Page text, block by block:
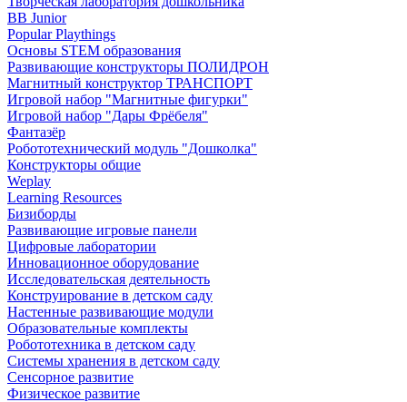
BB Junior
Popular Playthings
Основы STEM образования
Развивающие конструкторы ПОЛИДРОН
Магнитный конструктор ТРАНСПОРТ
Игровой набор "Магнитные фигурки"
Игровой набор "Дары Фрёбеля"
Фантазёр
Робототехнический модуль "Дошколка"
Конструкторы общие
Weplay
Learning Resources
Бизиборды
Развивающие игровые панели
Цифровые лаборатории
Инновационное оборудование
Исследовательская деятельность
Конструирование в детском саду
Настенные развивающие модули
Образовательные комплекты
Робототехника в детском саду
Системы хранения в детском саду
Сенсорное развитие
Физическое развитие